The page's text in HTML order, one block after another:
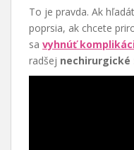
To je pravda. Ak
poprsia, ak chcete
sa vyhnúť
radšej nechirurgické